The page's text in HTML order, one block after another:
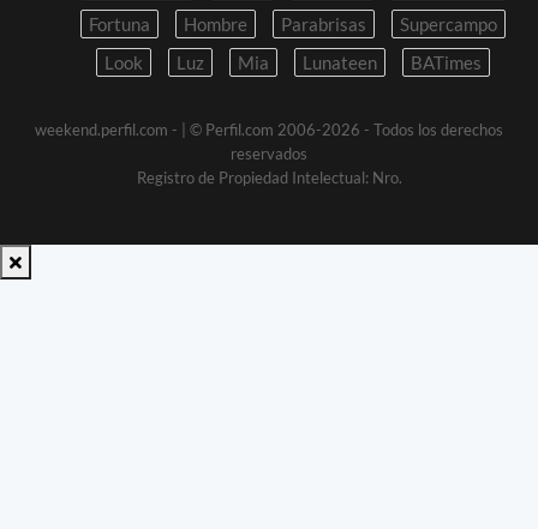
Fortuna
Hombre Parabrisas
Supercampo
Look
Luz Mia Lunateen BATimes
weekend.perfil.com -
| © Perfil.com 2006-2026 - Todos los derechos
reservados
Registro de Propiedad Intelectual: Nro.